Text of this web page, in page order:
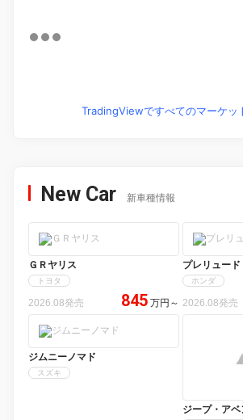
TradingViewですべてのマーケッ
New Car 新車種情報
ＧＲヤリス
トヨタ
2026.08発売 845 万円 ～
プレリュード
ホンダ
2026.08発売
ジムニーノマド
スズキ
ジープ・ア